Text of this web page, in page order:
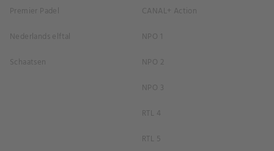
Premier Padel
Nederlands elftal
Schaatsen
CANAL+ Action
NPO 1
NPO 2
NPO 3
RTL 4
RTL 5